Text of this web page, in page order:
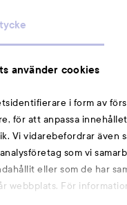
använder cookies
i form av
för att anpassa
Vi vidarebefordrar
som vi
eller som de har
webbplats. För
Michael
Cookie
Partners
Du
Smink
Hårnålar